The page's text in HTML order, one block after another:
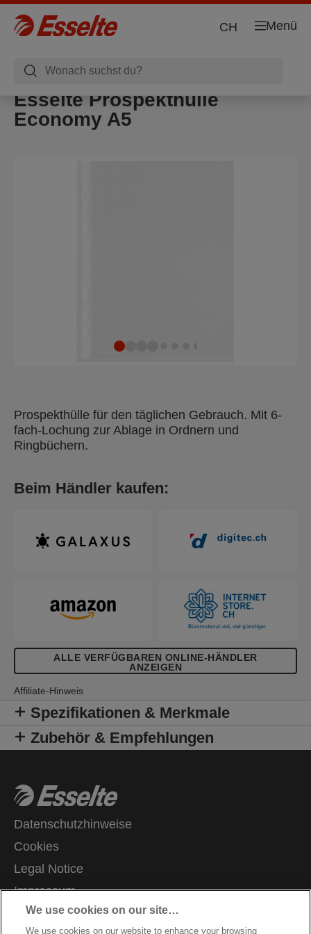
Menü
CH
Esselte Prospekthülle
Economy A5
Prospekthülle für den täglichen Gebrauch. Mit 6-
fach-Lochung zur Ablage in Ordnern und
Ringbüchern.
Beim Händler kaufen:
ALLE VERFÜGBAREN ONLINE-HÄNDLER
ANZEIGEN
Affiliate-Hinweis
Spezifikationen & Merkmale
Zubehör & Empfehlungen
Datenschutzhinweise
Cookies
Legal Notice
Impressum
Meine Daten verwalten
We use cookies on our site…
We use cookies on our website to enhance your browsing